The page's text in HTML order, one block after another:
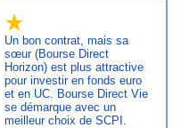
Un bon contrat, mais sa
sœur (Bourse Direct
Horizon) est plus attractive
pour investir en fonds euro
et en UC. Bourse Direct Vie
se démarque avec un
meilleur choix de SCPI.